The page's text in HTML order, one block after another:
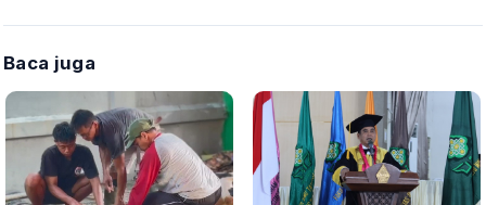
Baca juga